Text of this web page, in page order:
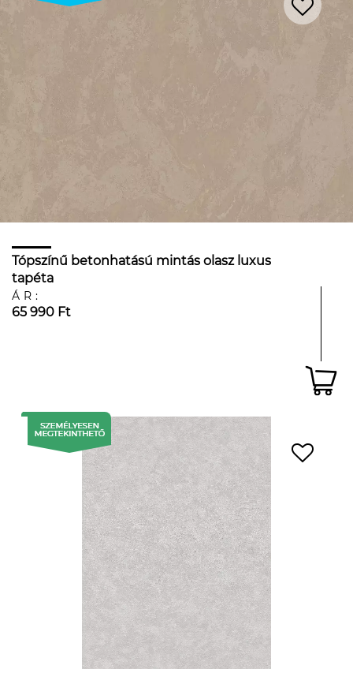
Tópszínű betonhatású mintás olasz luxus
tapéta
ÁR:
65 990 Ft